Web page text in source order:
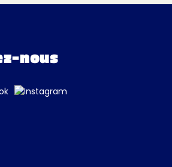
nous